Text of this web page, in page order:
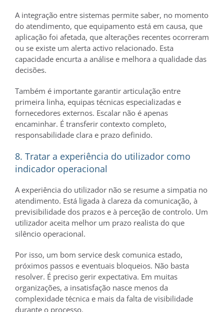
A integração entre sistemas permite saber, no momento
do atendimento, que equipamento está em causa, que
aplicação foi afetada, que alterações recentes ocorreram
ou se existe um alerta activo relacionado. Esta
capacidade encurta a análise e melhora a qualidade das
decisões.
Também é importante garantir articulação entre
primeira linha, equipas técnicas especializadas e
fornecedores externos. Escalar não é apenas
encaminhar. É transferir contexto completo,
responsabilidade clara e prazo definido.
8. Tratar a experiência do utilizador como
indicador operacional
A experiência do utilizador não se resume a simpatia no
atendimento. Está ligada à clareza da comunicação, à
previsibilidade dos prazos e à perceção de controlo. Um
utilizador aceita melhor um prazo realista do que
silêncio operacional.
Por isso, um bom service desk comunica estado,
próximos passos e eventuais bloqueios. Não basta
resolver. É preciso gerir expectativa. Em muitas
organizações, a insatisfação nasce menos da
complexidade técnica e mais da falta de visibilidade
durante o processo.